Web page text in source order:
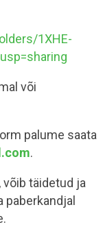
1XHE-
või
palume saata
.
täidetud ja